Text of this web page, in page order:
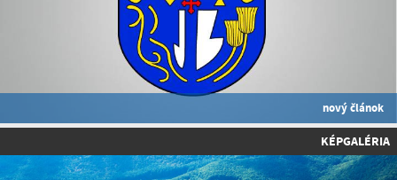
nový článok
KÉPGALÉRIA